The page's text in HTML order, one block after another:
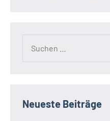
Neueste Beiträge